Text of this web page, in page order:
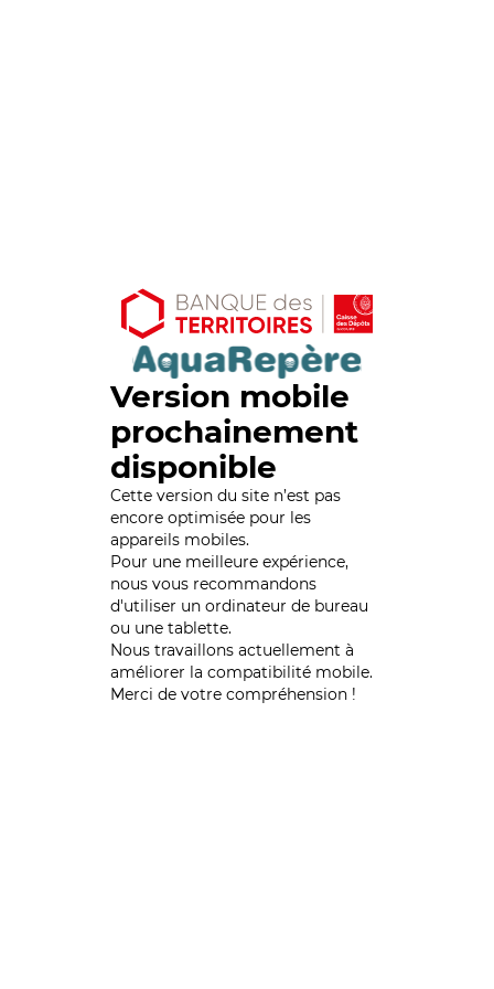
Version mobile
prochainement
disponible
Cette version du site n’est pas
encore optimisée pour les
appareils mobiles.
Pour une meilleure expérience,
nous vous recommandons
d'utiliser un ordinateur de bureau
ou une tablette.
Nous travaillons actuellement à
améliorer la compatibilité mobile.
Merci de votre compréhension !